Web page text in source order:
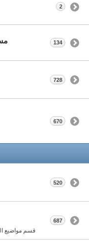
2
134
728
670
520
قسم مواضيع
687